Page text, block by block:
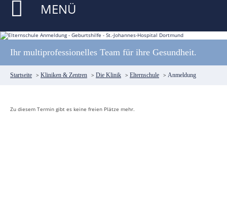
MENÜ
Ihr multiprofessionelles Team für ihre Gesundheit.
Startseite > Kliniken & Zentren > Die Klinik > Elternschule > Anmeldung
Zu diesem Termin gibt es keine freien Plätze mehr.